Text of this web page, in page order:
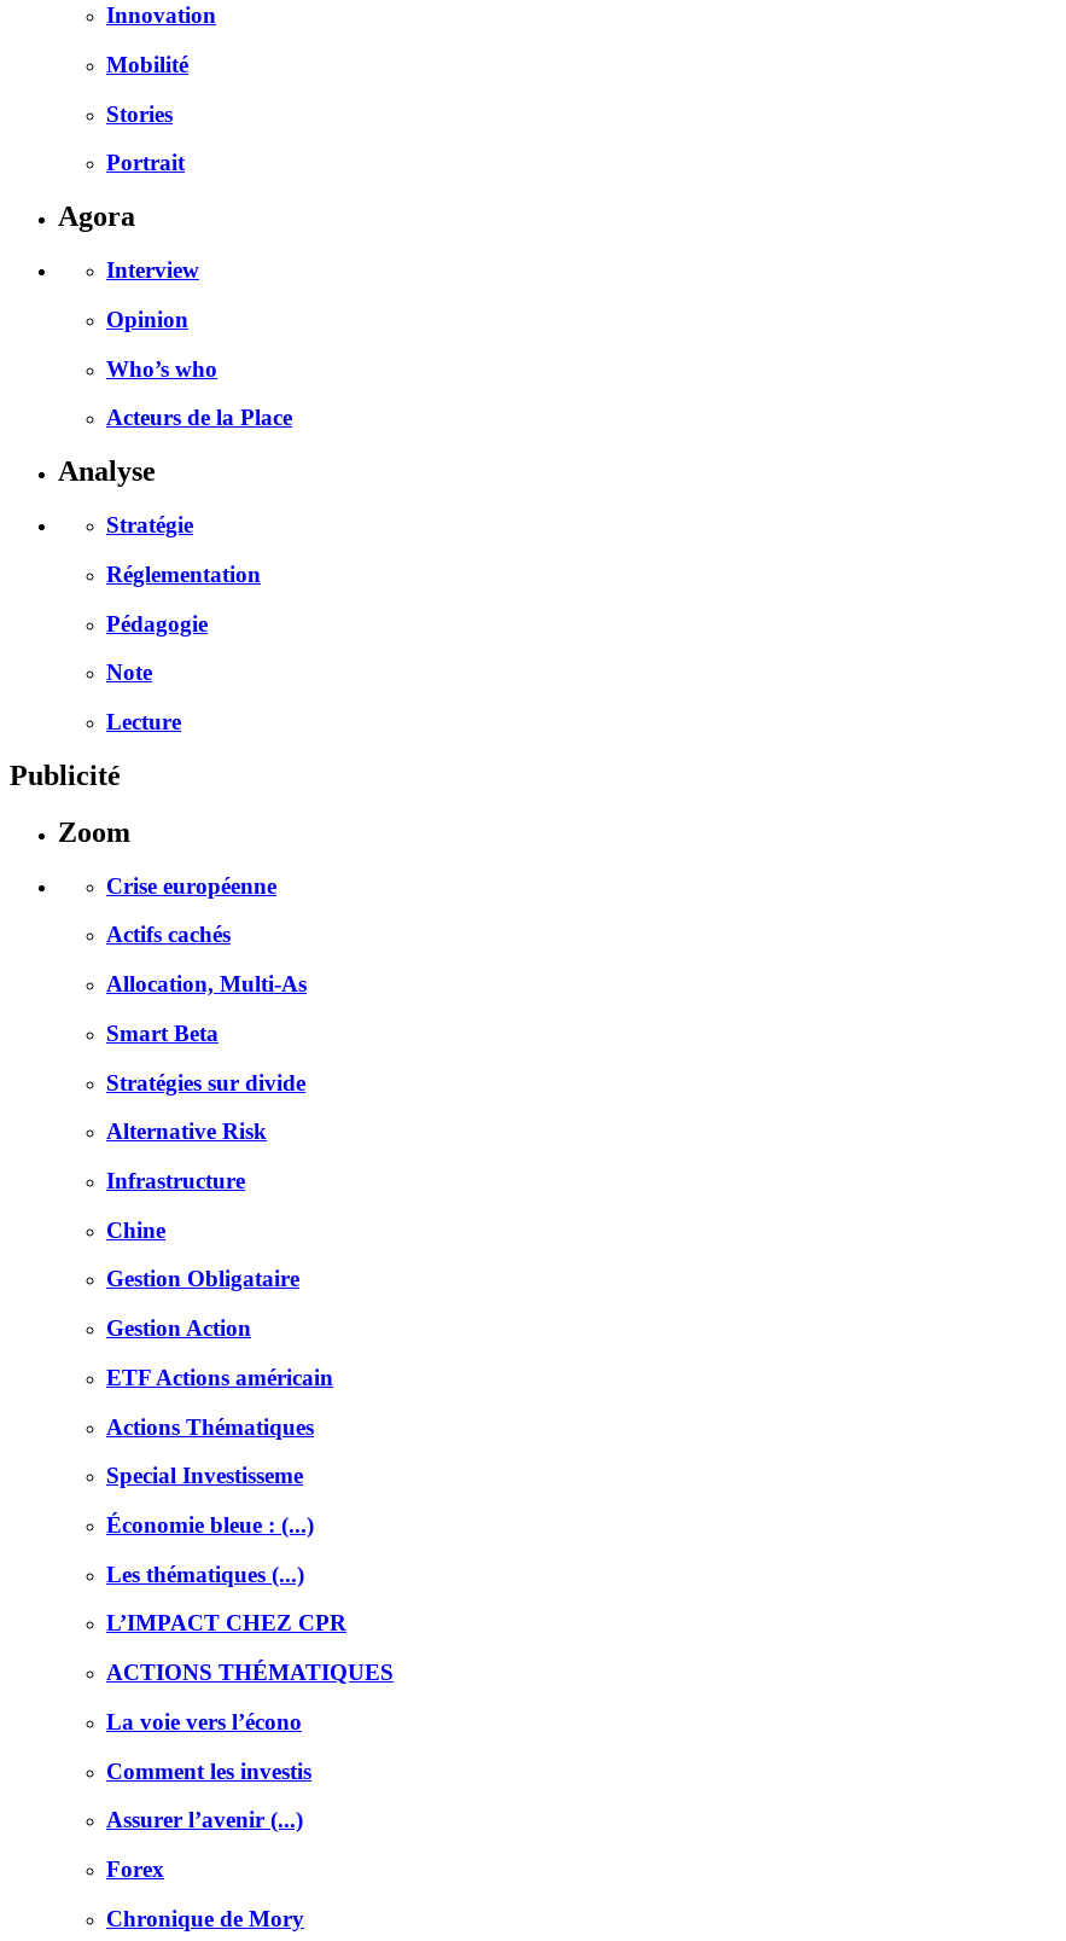
Innovation
Mobilité
Stories
Portrait
Agora
Interview
Opinion
Who’s who
Acteurs de la Place
Analyse
Stratégie
Réglementation
Pédagogie
Note
Lecture
Publicité
Zoom
Crise européenne
Actifs cachés
Allocation, Multi-As
Smart Beta
Stratégies sur divide
Alternative Risk
Infrastructure
Chine
Gestion Obligataire
Gestion Action
ETF Actions américain
Actions Thématiques
Special Investisseme
Économie bleue : (...)
Les thématiques (...)
L’IMPACT CHEZ CPR
ACTIONS THÉMATIQUES
La voie vers l’écono
Comment les investis
Assurer l’avenir (...)
Forex
Chronique de Mory